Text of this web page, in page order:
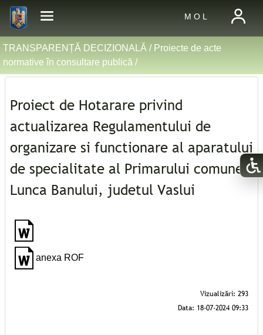
M O L
TRANSPARENȚĂ DECIZIONALĂ / Proiecte de acte
normative în consultare publică /
Proiect de Hotarare privind
actualizarea Regulamentului de
organizare si functionare al aparatului
de specialitate al Primarului comunei
Lunca Banului, judetul Vaslui
anexa ROF